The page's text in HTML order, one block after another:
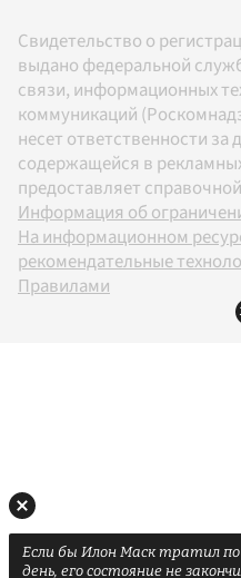
Свидетельство о
выдано федеральной
связи, информационных
коммуникаций
несет ответственности
содержащейся в
предоставляет
Информация об
На информационном
рекомендательные
Правилами
Если бы Илон Маск тратил по
день, его состояние не